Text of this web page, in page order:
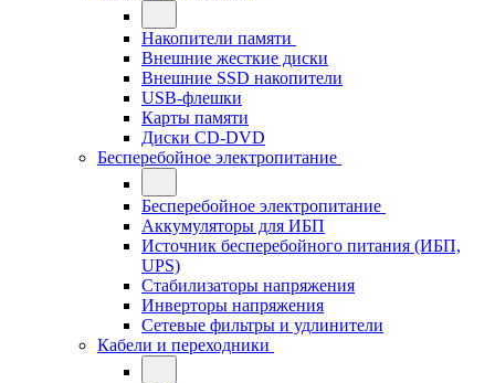
Накопители памяти
Внешние жесткие диски
Внешние SSD накопители
USB-флешки
Карты памяти
Диски CD-DVD
Бесперебойное электропитание
Бесперебойное электропитание
Аккумуляторы для ИБП
Источник бесперебойного питания (ИБП,
UPS)
Стабилизаторы напряжения
Инверторы напряжения
Сетевые фильтры и удлинители
Кабели и переходники